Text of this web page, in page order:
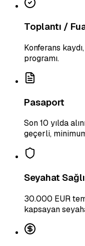
Toplantı /
Konferans
programı.
Pasaport
Son 10 yılda
geçerli,
Seyahat
30.000 EUR
kapsayan